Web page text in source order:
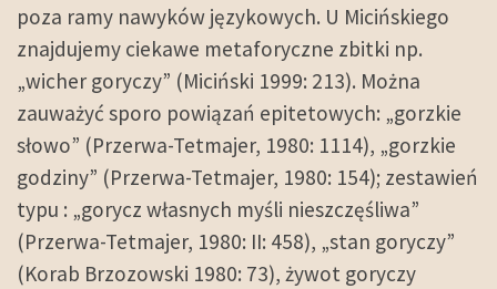
poza ramy nawyków językowych. U Micińskiego
znajdujemy ciekawe metaforyczne zbitki np.
„wicher goryczy” (Miciński 1999: 213). Można
zauważyć sporo powiązań epitetowych: „gorzkie
słowo” (Przerwa-Tetmajer, 1980: 1114), „gorzkie
godziny” (Przerwa-Tetmajer, 1980: 154); zestawień
typu : „gorycz własnych myśli nieszczęśliwa”
(Przerwa-Tetmajer, 1980: II: 458), „stan goryczy”
(Korab Brzozowski 1980: 73), żywot goryczy